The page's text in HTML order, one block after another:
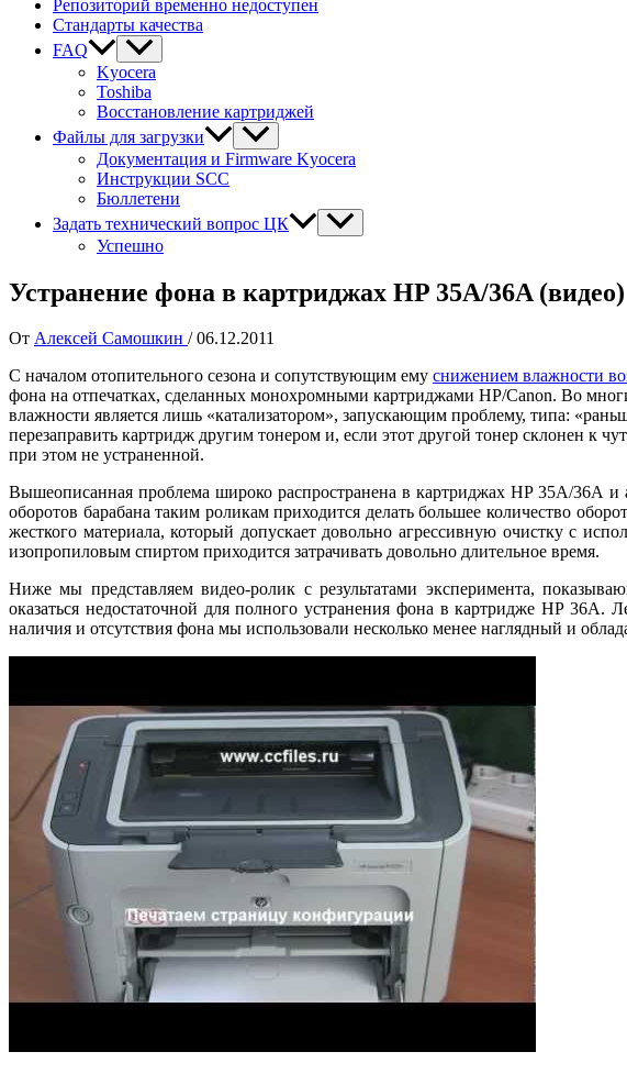
Репозиторий временно недоступен
Стандарты качества
FAQ
Kyocera
Toshiba
Восстановление картриджей
Файлы для загрузки
Документация и Firmware Kyocera
Инструкции SCC
Бюллетени
Задать технический вопрос ЦК
Успешно
Устранение фона в картриджах HP 35A/36A (видео)
От Алексей Самошкин /06.12.2011
С началом отопительного сезона и сопутствующим ему снижением влажности
фона на отпечатках, сделанных монохромными картриджами HP/Canon. Во
влажности является лишь «катализатором», запускающим проблему, типа:
перезаправить картридж другим тонером и, если этот другой тонер склонен к
при этом не устраненной.
Вышеописанная проблема широко распространена в картриджах HP 35A/36A и
оборотов барабана таким роликам приходится делать большее количество
жесткого материала, который допускает довольно агрессивную очистку с
изопропиловым спиртом приходится затрачивать довольно длительное время.
Ниже мы представляем видео-ролик с результатами эксперимента,
оказаться недостаточной для полного устранения фона в картридже HP
наличия и отсутствия фона мы использовали несколько менее наглядный и